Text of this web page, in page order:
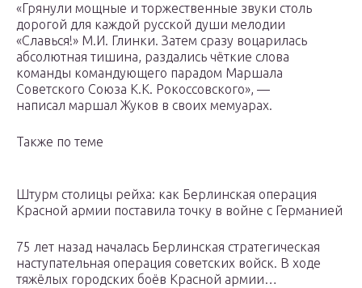
«Грянули мощные и торжественные звуки столь
дорогой для каждой русской души мелодии
«Славься!» М.И. Глинки. Затем сразу воцарилась
абсолютная тишина, раздались чёткие слова
команды командующего парадом Маршала
Советского Союза К.К. Рокоссовского», —
написал маршал Жуков в своих мемуарах.
Также по теме
Штурм столицы рейха: как Берлинская операция
Красной армии поставила точку в войне с Германией
75 лет назад началась Берлинская стратегическая
наступательная операция советских войск. В ходе
тяжёлых городских боёв Красной армии…